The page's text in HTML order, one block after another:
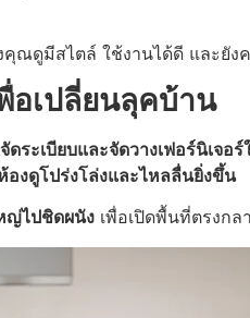
ณดูมีสไตล์ ใช้งานได้ดี และยังค
อเปลี่ยนลุคบ้าน
ดระเบียบและจัดวางเฟอร์นิเจอ
องดูโปร่งโล่งและไหลลื่นยิ่งขึ้น
ญ่ไปชิดผนัง เพื่อเปิดพื้นที่ตรงก